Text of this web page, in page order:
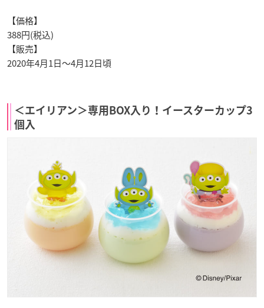
【価格】
388円(税込)
【販売】
2020年4月1日〜4月12日頃
＜エイリアン＞専用BOX入り！イースターカップ3
個入